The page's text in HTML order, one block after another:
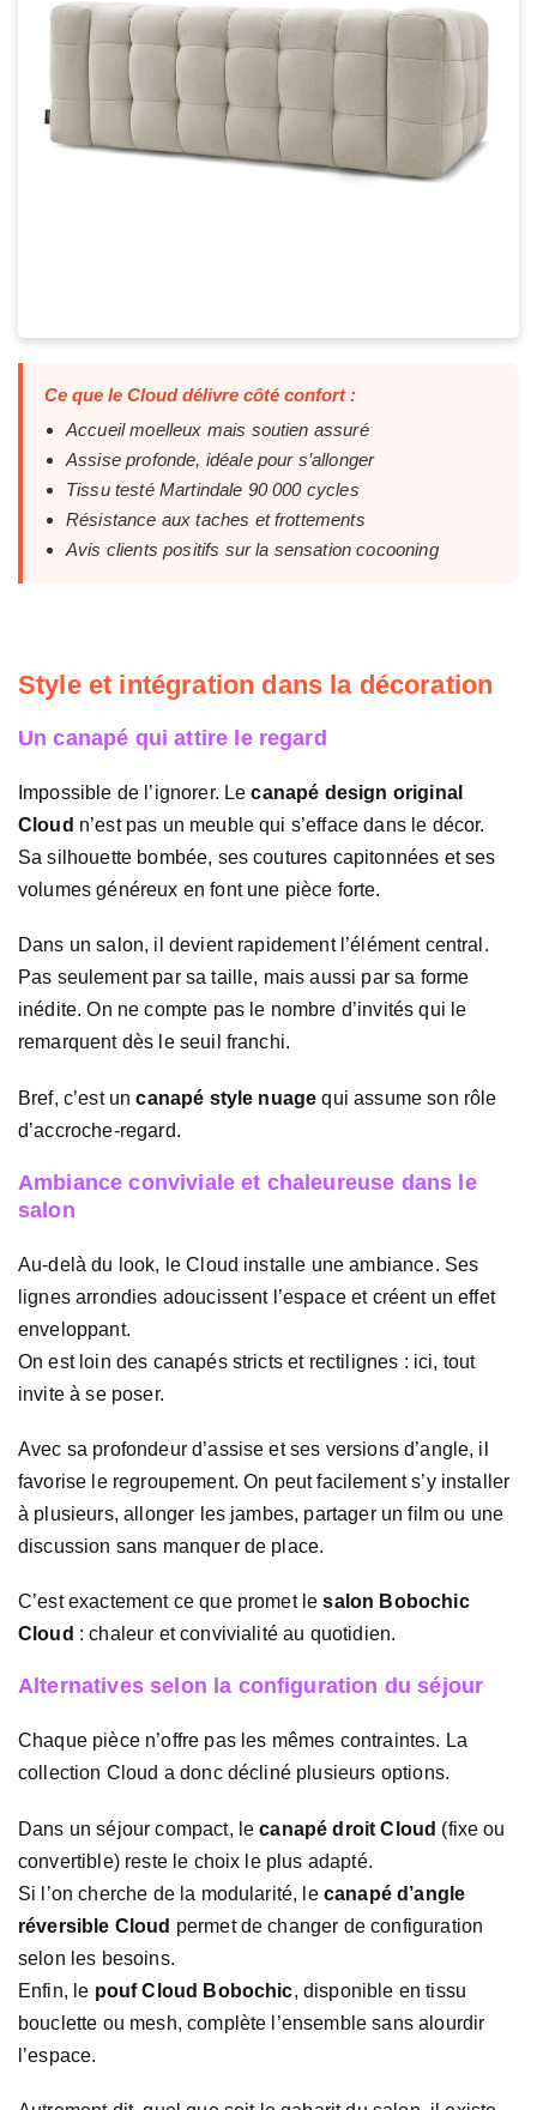
Ce que le Cloud délivre côté confort :
Accueil moelleux mais soutien assuré
Assise profonde, idéale pour s’allonger
Tissu testé Martindale 90 000 cycles
Résistance aux taches et frottements
Avis clients positifs sur la sensation cocooning
Style et intégration dans la décoration
Un canapé qui attire le regard
Impossible de l’ignorer. Lecanapé design original
Cloud n’est pas un meuble qui s’efface dans le décor.
Sa silhouette bombée, ses coutures capitonnées et ses
volumes généreux en font une pièce forte.
Dans un salon, il devient rapidement l’élément central.
Pas seulement par sa taille, mais aussi par sa forme
inédite. On ne compte pas le nombre d’invités qui le
remarquent dès le seuil franchi.
Bref, c’est uncanapé style nuage qui assume son rôle
d’accroche-regard.
Ambiance conviviale et chaleureuse dans le
salon
Au-delà du look, le Cloud installe une ambiance. Ses
lignes arrondies adoucissent l’espace et créent un effet
enveloppant.
On est loin des canapés stricts et rectilignes : ici, tout
invite à se poser.
Avec sa profondeur d’assise et ses versions d’angle, il
favorise le regroupement. On peut facilement s’y installer
à plusieurs, allonger les jambes, partager un film ou une
discussion sans manquer de place.
C’est exactement ce que promet lesalon Bobochic
Cloud : chaleur et convivialité au quotidien.
Alternatives selon la configuration du séjour
Chaque pièce n’offre pas les mêmes contraintes. La
collection Cloud a donc décliné plusieurs options.
Dans un séjour compact, lecanapé droit Cloud (fixe ou
convertible) reste le choix le plus adapté.
Si l’on cherche de la modularité, le canapé d’angle
réversible Cloud permet de changer de configuration
selon les besoins.
Enfin, le pouf Cloud Bobochic, disponible en tissu
bouclette ou mesh, complète l’ensemble sans alourdir
l’espace.